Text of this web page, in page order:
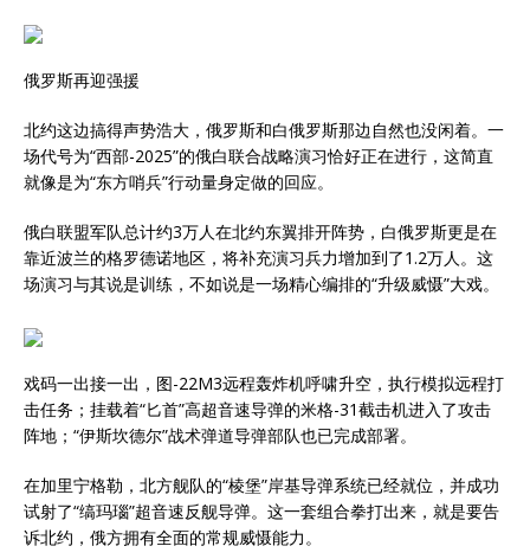
俄罗斯再迎强援
北约这边搞得声势浩大，俄罗斯和白俄罗斯那边自然也没闲着。一
场代号为“西部-2025”的俄白联合战略演习恰好正在进行，这简直
就像是为“东方哨兵”行动量身定做的回应。
俄白联盟军队总计约3万人在北约东翼排开阵势，白俄罗斯更是在
靠近波兰的格罗德诺地区，将补充演习兵力增加到了1.2万人。这
场演习与其说是训练，不如说是一场精心编排的“升级威慑”大戏。
戏码一出接一出，图-22M3远程轰炸机呼啸升空，执行模拟远程打
击任务；挂载着“匕首”高超音速导弹的米格-31截击机进入了攻击
阵地；“伊斯坎德尔”战术弹道导弹部队也已完成部署。
在加里宁格勒，北方舰队的“棱堡”岸基导弹系统已经就位，并成功
试射了“缟玛瑙”超音速反舰导弹。这一套组合拳打出来，就是要告
诉北约，俄方拥有全面的常规威慑能力。